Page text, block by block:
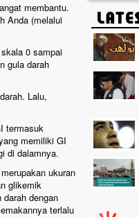
membantu.
Anda (melalui
0 sampai
gula darah
Lalu,
termasuk
memiliki GI
di dalamnya.
ukuran
glikemik
dengan
terlalu